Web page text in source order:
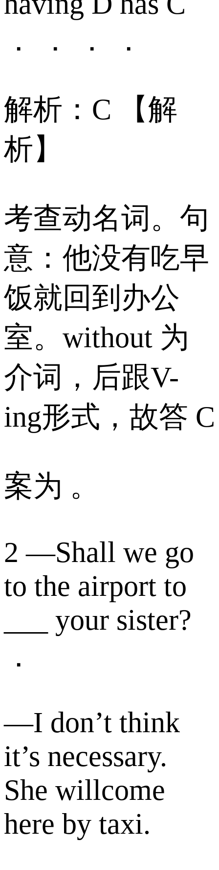
． ． ． ．
解析：C 【解
析】
考查动名词。句
意：他没有吃早
饭就回到办公
室。without 为
介词，后跟V-
ing形式，故答 C
案为 。
2 —Shall we go
to the airport to
___ your sister?
．
—I don’t think
it’s necessary.
She willcome
here by taxi.